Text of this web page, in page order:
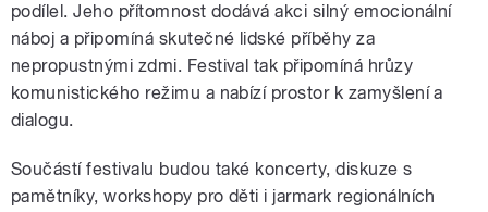
podílel. Jeho přítomnost dodává akci silný emocionální
náboj a připomíná skutečné lidské příběhy za
nepropustnými zdmi. Festival tak připomíná hrůzy
komunistického režimu a nabízí prostor k zamyšlení a
dialogu.
Součástí festivalu budou také koncerty, diskuze s
pamětníky, workshopy pro děti i jarmark regionálních